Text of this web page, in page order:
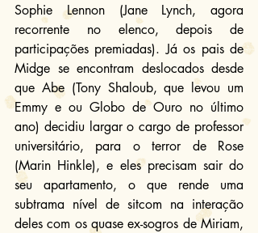
Sophie Lennon (Jane Lynch, agora
recorrente no elenco, depois de
participações premiadas). Já os pais de
Midge se encontram deslocados desde
que Abe (Tony Shaloub, que levou um
Emmy e ou Globo de Ouro no último
ano) decidiu largar o cargo de professor
universitário, para o terror de Rose
(Marin Hinkle), e eles precisam sair do
seu apartamento, o que rende uma
subtrama nível de sitcom na interação
deles com os quase ex-sogros de Miriam,